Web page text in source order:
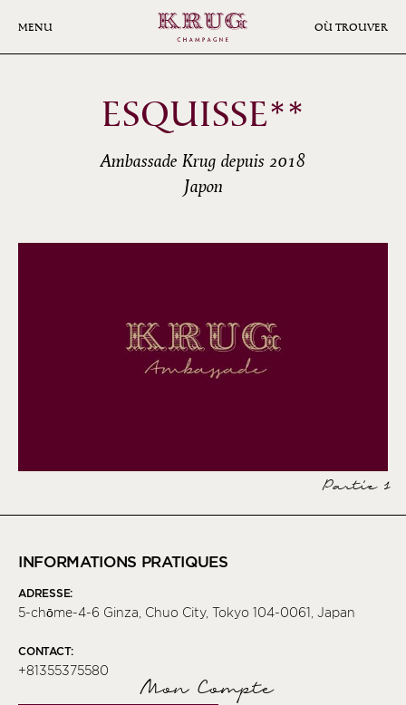
MENU OÙ TROUVER
ESQUISSE**
Ambassade Krug depuis 2018
Japon
Partie 1
INFORMATIONS PRATIQUES
ADRESSE:
5-chōme-4-6 Ginza, Chuo City, Tokyo 104-0061, Japan
CONTACT:
+81355375580
Mon Compte